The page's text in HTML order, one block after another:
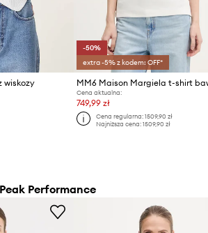
wiskozy
-50%
extra -5% z kodem: OFF*
Cena aktualna:
749,99 zł
Cena regularna: 1509,90 zł
Najniższa cena: 1509,90 zł
Performance